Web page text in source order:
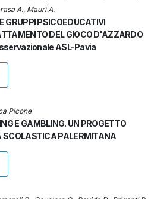
A., Mauri A.
GRUPPI PSICOEDUCATIVI
DEL GIOCO D'AZZARDO
ASL-Pavia
Picone
E GAMBLING. UN PROGETTO
SCOLASTICA PALERMITANA